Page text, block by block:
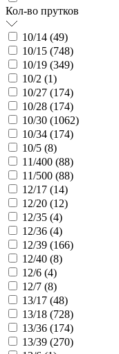
Кол-во прутков
10/14 (49)
10/15 (748)
10/19 (349)
10/2 (1)
10/27 (174)
10/28 (174)
10/30 (1062)
10/34 (174)
10/5 (8)
11/400 (88)
11/500 (88)
12/17 (14)
12/20 (12)
12/35 (4)
12/36 (4)
12/39 (166)
12/40 (8)
12/6 (4)
12/7 (8)
13/17 (48)
13/18 (728)
13/36 (174)
13/39 (270)